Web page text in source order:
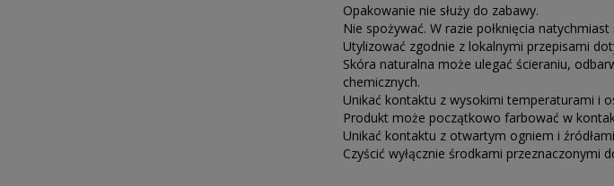
Opakowanie nie służy do zabawy.
Nie spożywać. W razie połknięcia
Utylizować zgodnie z lokalnymi przepisami
Skóra naturalna może ulegać ścieraniu,
chemicznych.
Unikać kontaktu z wysokimi temperaturami i
Produkt może początkowo farbować w
Unikać kontaktu z otwartym ogniem i
Czyścić wyłącznie środkami przeznaczonymi